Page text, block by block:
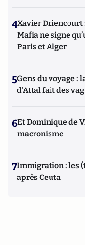
4Xavier Driencourt
Mafia ne signe
Paris et Alger
5Gens du voyage :
d'Attal fait des
6Et Dominique de
macronisme
7Immigration : les
après Ceuta